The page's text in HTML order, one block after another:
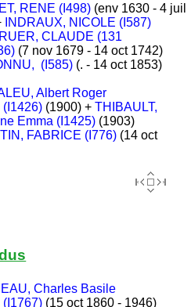
RENE (I498) (env 1630 - 4 juil
INDRAUX, NICOLE (I587)
CLAUDE (131
(7 nov 1679 - 14 oct 1742)
(I585) (. - 14 oct 1853)
Albert Roger
(I1426) (1900) +THIBAULT,
Emma (I1425) (1903)
FABRICE (I776) (14 oct
Charles Basile
(I1767) (15 oct 1860 - 1946)